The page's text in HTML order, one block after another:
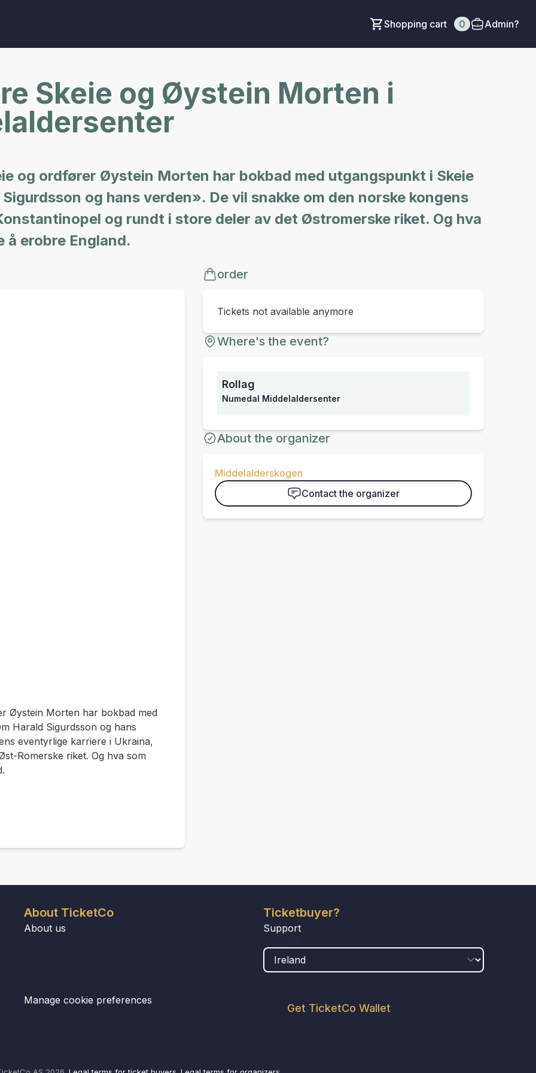
Shopping cart 0 Admin?
Skeie og Øystein Morten i
og ordfører Øystein Morten har bokbad med utgangspunkt i Skeie
og hans verden». De vil snakke om den norske kongens
og rundt i store deler av det Østromerske riket. Og hva
å erobre England.
Øystein Morten har bokbad med
Harald Sigurdsson og hans
eventyrlige karriere i Ukraina,
Romerske riket. Og hva som
order
Tickets not available anymore
Where's the event?
Rollag
Numedal Middelaldersenter
About the organizer
Middelalderskogen
Contact the organizer
About TicketCo
About us
Manage cookie preferences
Ticketbuyer?
Support
Get TicketCo Wallet